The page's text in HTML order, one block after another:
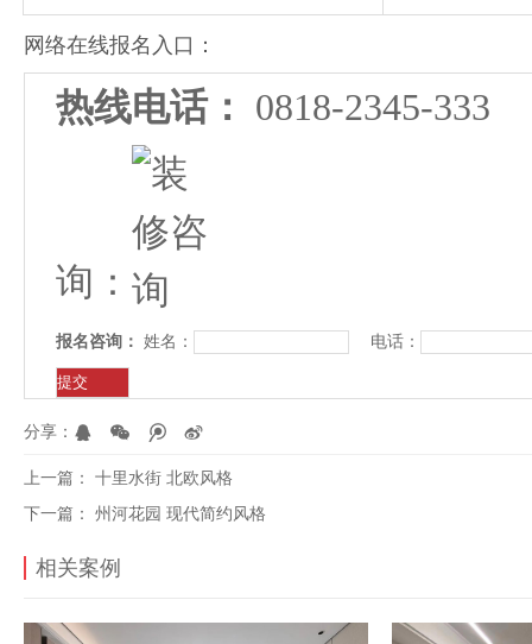
网络在线报名入口：
热线电话： 0818-2345-
询：
报名咨询： 姓名： 电话：
分享：
上一篇： 十里水街 北欧风格
下一篇： 州河花园 现代简约风格
相关案例